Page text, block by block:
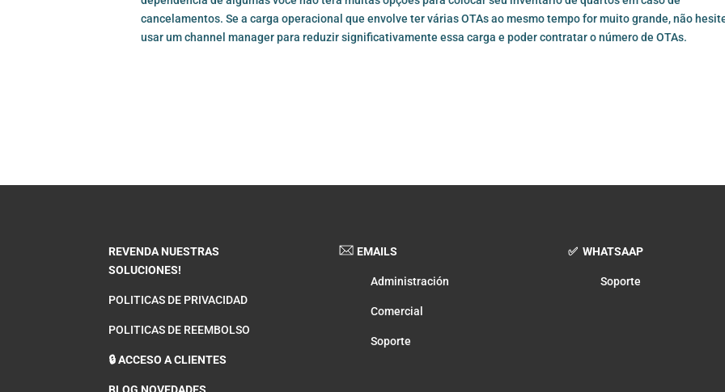
cancelamentos. Se a carga operacional que envolve ter várias OTAs ao mesmo tempo for muito grande, não
usar umchannel managerpara reduzir significativamente essa carga e poder contratar o número de OTAs.
REVENDA NUESTRAS
SOLUCIONES!
POLITICAS DE PRIVACIDAD
POLITICAS DE REEMBOLSO
🔒 ACCESO A CLIENTES
EMAILS
Administración
Comercial
Soporte
✅ WHATSAAP
Soporte